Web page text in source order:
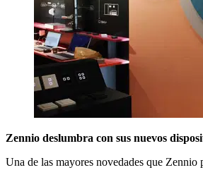
Zennio deslumbra con sus nuevos
Una de las mayores novedades que Zennio